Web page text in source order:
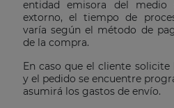
entidad emisora del
extorno, el tiempo de
varía según el método de
de la compra.
En caso que el cliente
y el pedido se encuentre
asumirá los gastos de envío.